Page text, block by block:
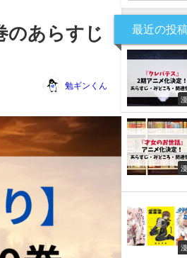
のあらすじ
勉ギンくん
最近の投